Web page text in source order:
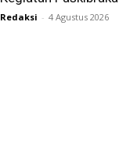
Redaksi - 4 Agustus 2026